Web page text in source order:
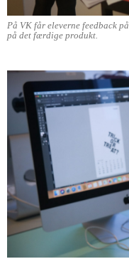
På VK får eleverne feedback
på det færdige produkt.